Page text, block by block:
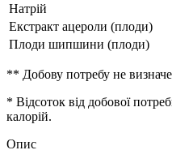
Натрій
Екстракт ацероли (плоди)
Плоди шипшини (плоди)
** Добову потребу не
* Відсоток від добової
калорій.
Опис